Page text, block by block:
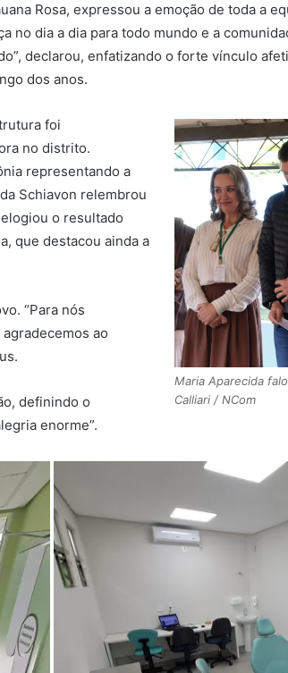
Rosa, expressou a emoção de toda a
no dia a dia para todo mundo e a
declarou, enfatizando o forte vínculo
dos anos.
Maria Aparecida
Calliari / NCom
foi
no distrito.
representando a
Schiavon relembrou
o resultado
que destacou ainda a
“Para nós
ao
definindo o
enorme”.